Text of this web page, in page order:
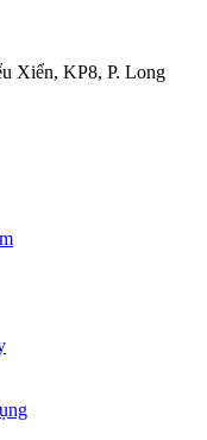
Xiển, KP8, P. Long